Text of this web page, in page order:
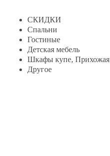
СКИДКИ
Спальни
Гостиные
Детская мебель
Шкафы купе, Прихожая
Другое